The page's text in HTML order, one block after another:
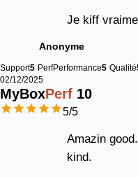
Je kiff
Anonyme
Support5 PerfPerformance5 Qualité
02/12/2025
MyBoxPerf 10
5/5
Amazin
kind.